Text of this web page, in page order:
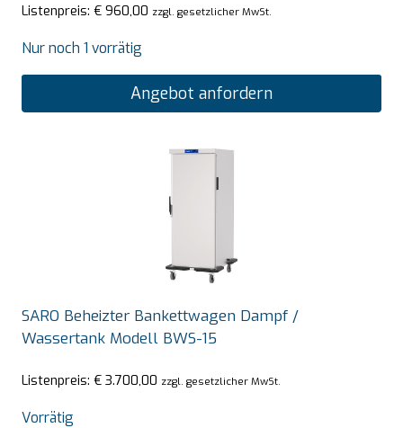
Listenpreis: € 960,00 zzgl. gesetzlicher MwSt.
Nur noch 1 vorrätig
Angebot anfordern
SARO Beheizter Bankettwagen Dampf /
Wassertank Modell BWS-15
Listenpreis: € 3.700,00 zzgl. gesetzlicher MwSt.
Vorrätig